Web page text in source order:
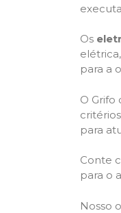
Os
para a
O Grifo
para
Conte
para o
Nosso